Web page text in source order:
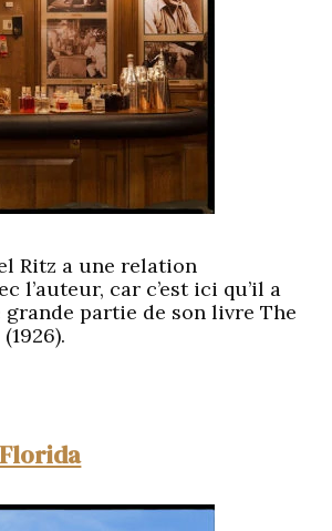
Ritz a une relation
l’auteur, car c’est ici qu’il a
grande partie de son livre The
Florida